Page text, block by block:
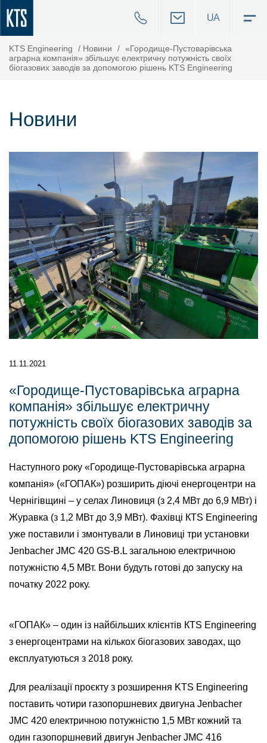
UA
KTS Engineering / Новини / «Городище-Пустоварівська
аграрна компанія» збільшує електричну потужність своїх
біогазових заводів за допомогою рішень KTS Engineering
Новини
11.11.2021
«Городище-Пустоварівська аграрна
компанія» збільшує електричну
потужність своїх біогазових заводів за
допомогою рішень KTS Engineering
Наступного року «Городище-Пустоварівська аграрна
компанія» («ГОПАК») розширить діючі енергоцентри на
Чернігівщині – у селах Линовиця (з 2,4 МВт до 6,9 МВт) і
Журавка (з 1,2 МВт до 3,9 МВт). Фахівці КTS Engineering
уже поставили і змонтували в Линовиці три установки
Jenbacher JMC 420 GS-B.L загальною електричною
потужністю 4,5 МВт. Вони будуть готові до запуску на
початку 2022 року.
«ГОПАК» – один із найбільших клієнтів КTS Engineering
з енергоцентрами на кількох біогазових заводах, що
експлуатуються з 2018 року.
Для реалізації проєкту з розширення KTS Engineering
поставить чотири газопоршневих двигуна Jenbacher
JMC 420 електричною потужністю 1,5 МВт кожний та
один газопоршневий двигун Jenbacher JMC 416